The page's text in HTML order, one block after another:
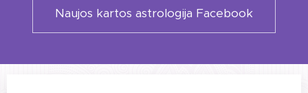
Naujos kartos astrologija Facebook